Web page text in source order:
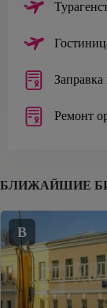
Ремонт
БЛИЖАЙШИЕ
B